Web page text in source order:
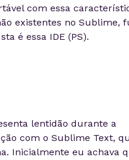
com essa
existentes no Sublime,
é essa IDE (PS).
lentidão durante a
com o Sublime Text,
Inicialmente eu achava